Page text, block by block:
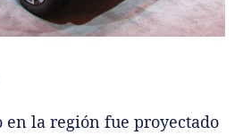
la región fue proyectado